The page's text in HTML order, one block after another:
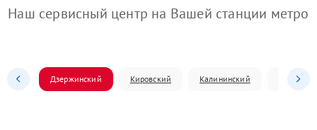
Наш сервисный центр на Вашей станции метро
Дзержинский Кировский Калининский